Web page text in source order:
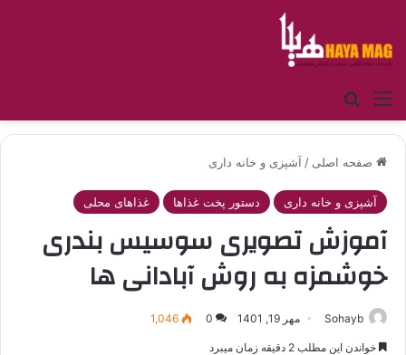
منو
صفحه اصلی / آشپزی و خانه داری
آشپزی و خانه داری دستور پخت غذاها غذاهای محلی
آموزش تصویری سوسیس بندری
خوشمزه به روش آبادانی ها
Sohayb مهر 19, 1401 0
1,046
خواندن این مطلب 2 دقیقه زمان میبرد